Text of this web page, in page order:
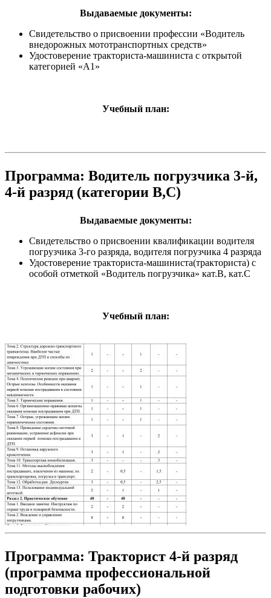
Выдаваемые документы:
Cвидетельство о присвоении профессии «Водитель
внедорожных мототранспортных средств»
Удостоверение тракториста-машиниста с открытой
категорией «А1»
Учебный план:
Программа: Водитель погрузчика 3-й,
4-й разряд (категории В,С)
Выдаваемые документы:
Свидетельство о присвоении квалификации водителя
погрузчика 3-го разряда, водителя погрузчика 4 разряда
Удостоверение тракториста-машиниста(тракториста) с
особой отметкой «Водитель погрузчика» кат.В, кат.С
Учебный план:
Программа: Тракторист 4-й разряд
(программа профессиональной
подготовки рабочих)